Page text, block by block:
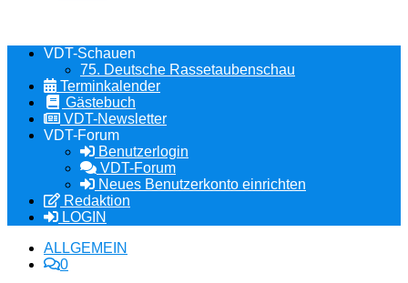
VDT-Schauen
75. Deutsche Rassetaubenschau
Terminkalender
Gästebuch
VDT-Newsletter
VDT-Forum
Benutzerlogin
VDT-Forum
Neues Benutzerkonto einrichten
Redaktion
LOGIN
ALLGEMEIN
0